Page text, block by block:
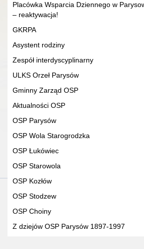
Placówka Wsparcia Dziennego w
– reaktywacja!
GKRPA
Asystent rodziny
Zespół interdyscyplinarny
ULKS Orzeł Parysów
Gminny Zarząd OSP
Aktualności OSP
OSP Parysów
OSP Wola Starogrodzka
OSP Łukówiec
OSP Starowola
OSP Kozłów
OSP Stodzew
OSP Choiny
Z dziejów OSP Parysów 1897-1997